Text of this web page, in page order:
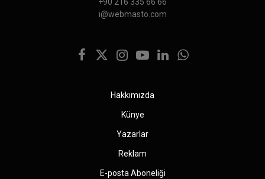
i@webmasto.com
Facebook
X
Instagram
YouTubeLinkedInWhatsApp
Hakkımızda
Künye
Yazarlar
Reklam
E-posta Aboneliği